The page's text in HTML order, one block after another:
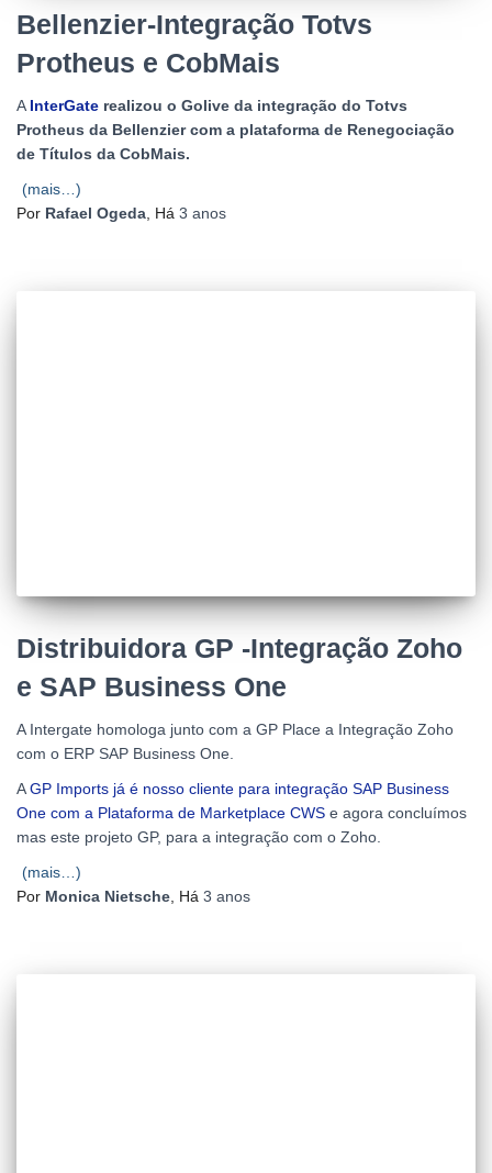
Bellenzier-Integração Totvs
Protheus e CobMais
A InterGate realizou o Golive da integração do Totvs
Protheus da Bellenzier com a plataforma de Renegociação
de Títulos da CobMais.
(mais…)
Por Rafael Ogeda , Há 3 anos
Distribuidora GP -Integração Zoho
e SAP Business One
A Intergate homologa junto com a GP Place a Integração Zoho
com o ERP SAP Business One.
AGP Imports já é nosso cliente para integração SAP Business
One com a Plataforma de Marketplace CWS e agora concluímos
mas este projeto GP, para a integração com o Zoho.
(mais…)
Por Monica Nietsche, Há 3 anos